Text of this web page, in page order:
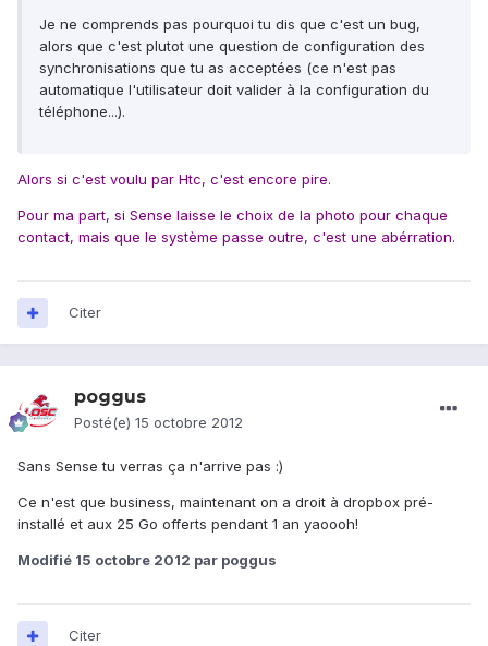
Je ne comprends pas pourquoi tu dis que c'est un bug,
alors que c'est plutot une question de configuration des
synchronisations que tu as acceptées (ce n'est pas
automatique l'utilisateur doit valider à la configuration du
téléphone...).
Alors si c'est voulu par Htc, c'est encore pire.
Pour ma part, si Sense laisse le choix de la photo pour chaque
contact, mais que le système passe outre, c'est une abérration.
Citer
poggus
Posté(e) 15 octobre 2012
Sans Sense tu verras ça n'arrive pas :)
Ce n'est que business, maintenant on a droit à dropbox pré-
installé et aux 25 Go offerts pendant 1 an yaoooh!
Modifié 15 octobre 2012 par poggus
Citer